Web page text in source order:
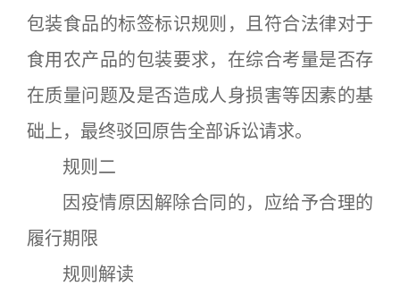
包装食品的标签标识规则，且符合法律对于
食用农产品的包装要求，在综合考量是否存
在质量问题及是否造成人身损害等因素的基
础上，最终驳回原告全部诉讼请求。
规则二
因疫情原因解除合同的，应给予合理的
履行期限
规则解读